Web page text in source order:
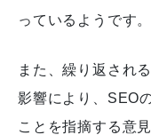
っているようです。
また、繰り返され
影響により、SEO
ことを指摘する意